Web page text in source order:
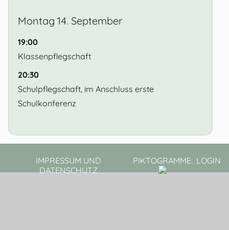
Montag 14. September
19:00
Klassenpflegschaft
20:30
Schulpflegschaft, im Anschluss erste
Schulkonferenz
IMPRESSUM UND
DATENSCHUTZ
PIKTOGRAMME: LOGIN